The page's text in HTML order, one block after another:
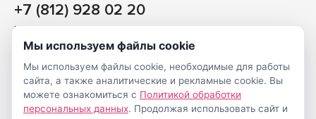
+7 (812) 928 02 20
Наш магазин
Санкт-Петербург, ул. Ворошилова, д. 2, Литер «Р» (БЦ
«Сигнал»), 3 этаж, пом. 2
На карте
Мы используем файлы cookie
Мы используем файлы cookie, необходимые для работы
сайта, а также аналитические и рекламные cookie. Вы
можете ознакомиться с Политикой обработки
персональных данных. Продолжая использовать сайт и